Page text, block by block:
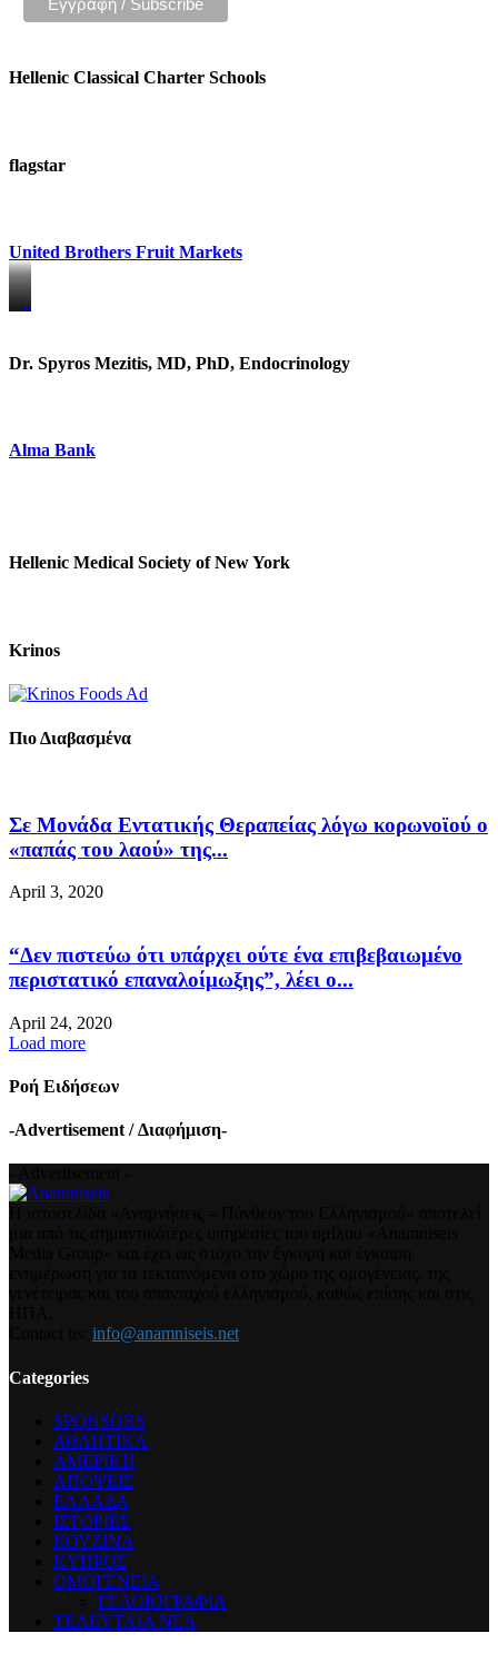
Hellenic Classical Charter Schools
flagstar
United Brothers Fruit Markets
https://www.unitedbrothersfruitmarkets.com/
https://www.unitedbrothersfruitmarkets.com/
Dr. Spyros Mezitis, MD, PhD, Endocrinology
Alma Bank
Hellenic Medical Society of New York
Krinos
Πιο Διαβασμένα
Σε Μονάδα Εντατικής Θεραπείας λόγω κορωνοϊού ο
«παπάς του λαού» της...
April 3, 2020
“Δεν πιστεύω ότι υπάρχει ούτε ένα επιβεβαιωμένο
περιστατικό επαναλοίμωξης”, λέει ο...
April 24, 2020
Load more
Ροή Ειδήσεων
-Advertisement / Διαφήμιση-
info@anamniseis.net
Categories
SPONSORS
ΑΘΛΗΤΙΚΑ
ΑΜΕΡΙΚΗ
ΑΠΟΨΕΙΣ
ΕΛΛΑΔΑ
ΙΣΤΟΡΙΕΣ
ΚΟΥΖΙΝΑ
ΚΥΠΡΟΣ
ΟΜΟΓΕΝΕΙΑ
ΓΕΛΟΙΟΓΡΑΦΙΑ
ΤΕΛΕΥΤΑΙΑ ΝΕΑ